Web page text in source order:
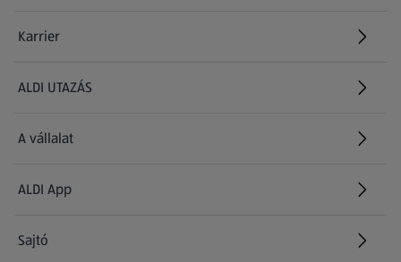
Karrier
(új oldalon nyílik meg)
ALDI UTAZÁS
(új oldalon nyílik meg)
A vállalat
ALDI App
Sajtó